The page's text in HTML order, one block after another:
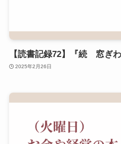
【読書記録72】『続 窓ぎ
2025年2月26日